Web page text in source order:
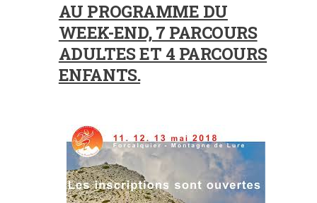
AU PROGRAMME DU
WEEK-END, 7 PARCOURS
ADULTES ET 4 PARCOURS
ENFANTS.